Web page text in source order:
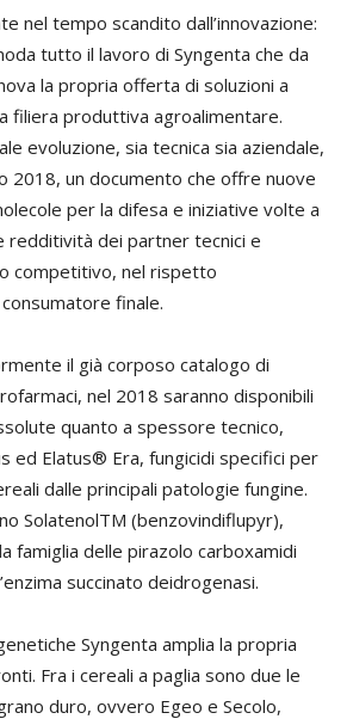
nel tempo scandito dall’innovazione:
tutto il lavoro di Syngenta che da
la propria offerta di soluzioni a
filiera produttiva agroalimentare.
evoluzione, sia tecnica sia aziendale,
2018, un documento che offre nuove
per la difesa e iniziative volte a
redditività dei partner tecnici e
competitivo, nel rispetto
finale.
il già corposo catalogo di
nel 2018 saranno disponibili
quanto a spessore tecnico,
ed Elatus® Era, fungicidi specifici per
dalle principali patologie fungine.
SolatenolTM (benzovindiflupyr),
famiglia delle pirazolo carboxamidi
succinato deidrogenasi.
Syngenta amplia la propria
Fra i cereali a paglia sono due le
duro, ovvero Egeo e Secolo,